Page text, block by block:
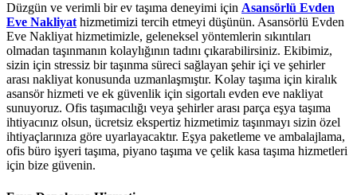
Düzgün ve verimli bir ev taşıma deneyimi için Asansörlü Evden
Eve Nakliyat hizmetimizi tercih etmeyi düşünün. Asansörlü Evden
Eve Nakliyat hizmetimizle, geleneksel yöntemlerin sıkıntıları
olmadan taşınmanın kolaylığının tadını çıkarabilirsiniz. Ekibimiz,
sizin için stressiz bir taşınma süreci sağlayan şehir içi ve şehirler
arası nakliyat konusunda uzmanlaşmıştır. Kolay taşıma için kiralık
asansör hizmeti ve ek güvenlik için sigortalı evden eve nakliyat
sunuyoruz. Ofis taşımacılığı veya şehirler arası parça eşya taşıma
ihtiyacınız olsun, ücretsiz ekspertiz hizmetimiz taşınmayı sizin özel
ihtiyaçlarınıza göre uyarlayacaktır. Eşya paketleme ve ambalajlama,
ofis büro işyeri taşıma, piyano taşıma ve çelik kasa taşıma hizmetleri
için bize güvenin.